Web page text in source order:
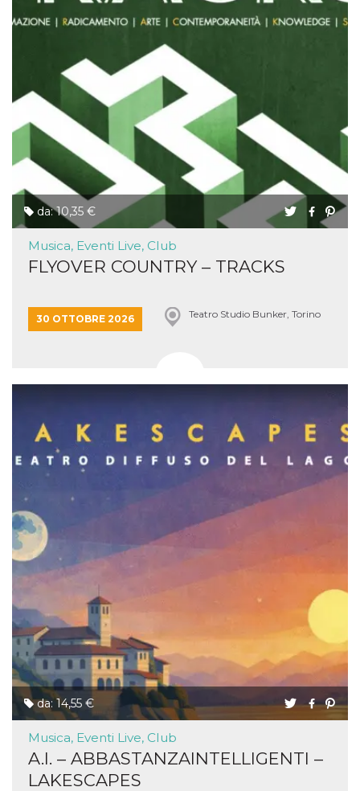
da: 10,35 €
Musica, Eventi Live, Club
FLYOVER COUNTRY – TRACKS
30 OTTOBRE 2026 Teatro Studio Bunker, Torino
da: 14,55 €
Musica, Eventi Live, Club
A.I. – ABBASTANZAINTELLIGENTI –
LAKESCAPES